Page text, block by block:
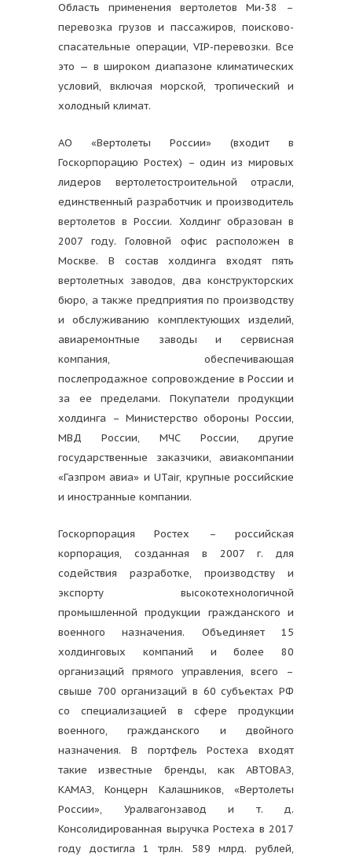
Область применения вертолетов Ми-38 –
перевозка грузов и пассажиров, поисково-
спасательные операции, VIP-перевозки. Все
это — в широком диапазоне климатических
условий, включая морской, тропический и
холодный климат.
АО «Вертолеты России» (входит в
Госкорпорацию Ростех) – один из мировых
лидеров вертолетостроительной отрасли,
единственный разработчик и производитель
вертолетов в России. Холдинг образован в
2007 году. Головной офис расположен в
Москве. В состав холдинга входят пять
вертолетных заводов, два конструкторских
бюро, а также предприятия по производству
и обслуживанию комплектующих изделий,
авиаремонтные заводы и сервисная
компания, обеспечивающая
послепродажное сопровождение в России и
за ее пределами. Покупатели продукции
холдинга – Министерство обороны России,
МВД России, МЧС России, другие
государственные заказчики, авиакомпании
«Газпром авиа» и UTair, крупные российские
и иностранные компании.
Госкорпорация Ростех – российская
корпорация, созданная в 2007 г. для
содействия разработке, производству и
экспорту высокотехнологичной
промышленной продукции гражданского и
военного назначения. Объединяет 15
холдинговых компаний и более 80
организаций прямого управления, всего –
свыше 700 организаций в 60 субъектах РФ
со специализацией в сфере продукции
военного, гражданского и двойного
назначения. В портфель Ростеха входят
такие известные бренды, как АВТОВАЗ,
КАМАЗ, Концерн Калашников, «Вертолеты
России», Уралвагонзавод и т. д.
Консолидированная выручка Ростеха в 2017
году достигла 1 трлн. 589 млрд. рублей,